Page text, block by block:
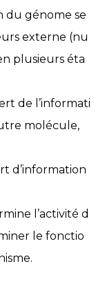
du génome se
externe (nu
plusieurs éta
de l’informati
molécule,
d’information
l’activité d
le fonctio